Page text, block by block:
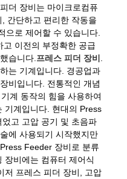
더 장비는 마이크로컴퓨
간단하고 편리한 작동을
으로 제어할 수 있습니다.
이전의 부정확한 공급
습니다. 프레스 피더 장비
는 기계입니다. 경공업과
비입니다. 전통적인 개념
계 동작의 힘을 사용하여
기계입니다. 현대의 Press
고 고압 공기 및 초음파
에 사용되기 시작했지만
Feeder 장비로 분류
장비에는 컴퓨터 제어식
저 프레스 피더 장비, 고압